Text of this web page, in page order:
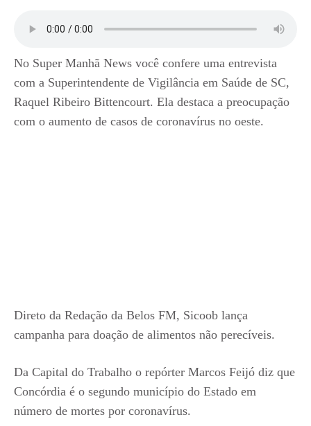
No Super Manhã News você confere uma entrevista
com a Superintendente de Vigilância em Saúde de SC,
Raquel Ribeiro Bittencourt. Ela destaca a preocupação
com o aumento de casos de coronavírus no oeste.
Direto da Redação da Belos FM, Sicoob lança
campanha para doação de alimentos não perecíveis.
Da Capital do Trabalho o repórter Marcos Feijó diz que
Concórdia é o segundo município do Estado em
número de mortes por coronavírus.